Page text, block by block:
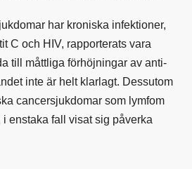
har kroniska infektioner,
C och HIV, rapporterats vara
till måttliga förhöjningar av anti-
inte är helt klarlagt. Dessutom
cancersjukdomar som lymfom
enstaka fall visat sig påverka